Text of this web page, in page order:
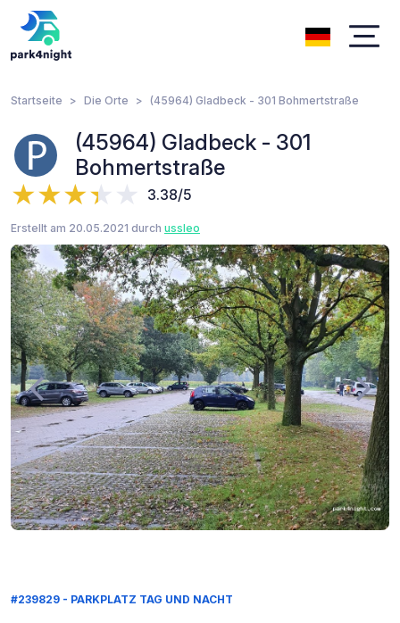
Startseite Die Orte (45964) Gladbeck - 301 Bohmertstraße
(45964) Gladbeck - 301
Bohmertstraße
3.38/5
Erstellt am 20.05.2021 durch ussleo
#239829 - PARKPLATZ TAG UND NACHT